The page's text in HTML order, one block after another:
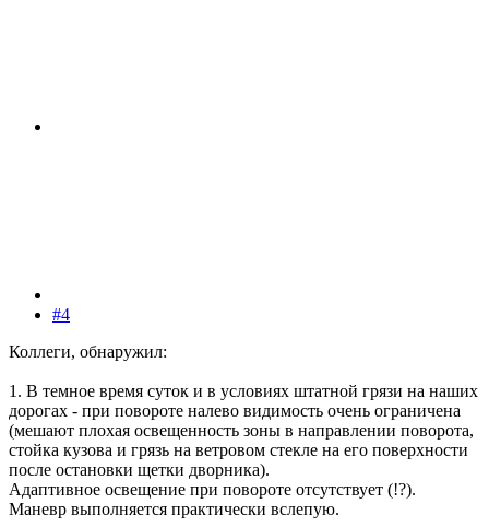
#4
Коллеги, обнаружил:
1. В темное время суток и в условиях штатной грязи на наших
дорогах - при повороте налево видимость очень ограничена
(мешают плохая освещенность зоны в направлении поворота,
стойка кузова и грязь на ветровом стекле на его поверхности
после остановки щетки дворника).
Адаптивное освещение при повороте отсутствует (!?).
Маневр выполняется практически вслепую.